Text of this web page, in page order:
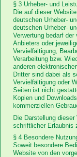
§ 3 Urheber- und
Die auf dieser
deutschen Urheber-
deutschen Urheber-
Verwertung bedarf
Anbieters oder
Vervielfältigung,
Verarbeitung bzw.
anderen
Dritter sind dabei als
Vervielfältigung oder
Seiten ist nicht
Kopien und
kommerziellen
Die Darstellung
schriftlicher Erlaubnis
§ 4 Besondere
Soweit besondere
Website von den